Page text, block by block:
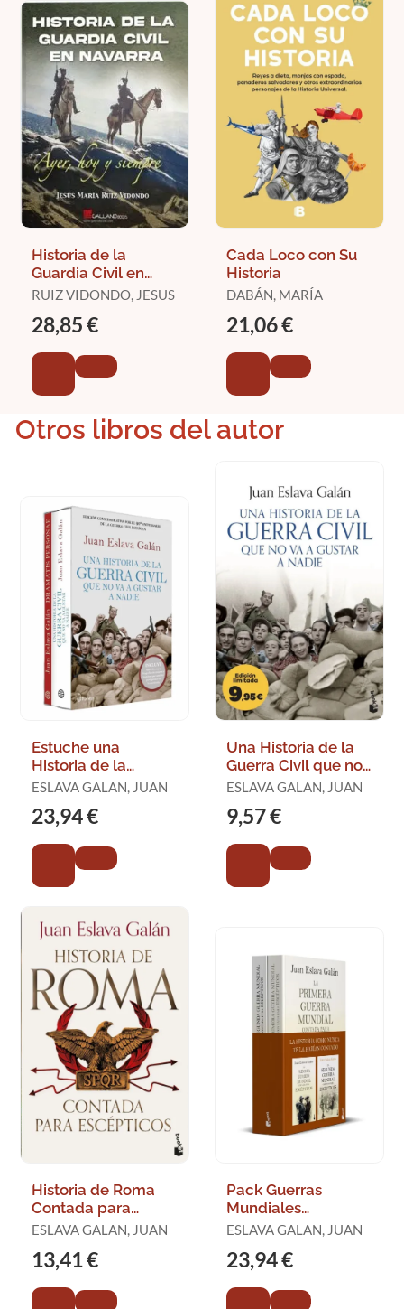
Historia de la
Guardia Civil en
Navarra
RUIZ VIDONDO, JESUS
28,85 €
Cada Loco con Su
Historia
DABÁN, MARÍA
21,06 €
Otros libros del autor
Estuche una
Historia de la
Guerra Civil que no
ESLAVA GALAN, JUAN
23,94 €
Una Historia de la
Guerra Civil que no
Va a Gustar a Nadie
ESLAVA GALAN, JUAN
9,57 €
Historia de Roma
Contada para
Escépticos
ESLAVA GALAN, JUAN
13,41 €
Pack Guerras
Mundiales
Contadas para
ESLAVA GALAN, JUAN
23,94 €